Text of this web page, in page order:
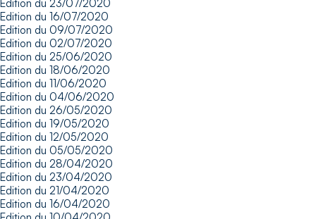
Edition du 23/07/2020
Edition du 16/07/2020
Edition du 09/07/2020
Edition du 02/07/2020
Edition du 25/06/2020
Edition du 18/06/2020
Edition du 11/06/2020
Edition du 04/06/2020
Edition du 26/05/2020
Edition du 19/05/2020
Edition du 12/05/2020
Edition du 05/05/2020
Edition du 28/04/2020
Edition du 23/04/2020
Edition du 21/04/2020
Edition du 16/04/2020